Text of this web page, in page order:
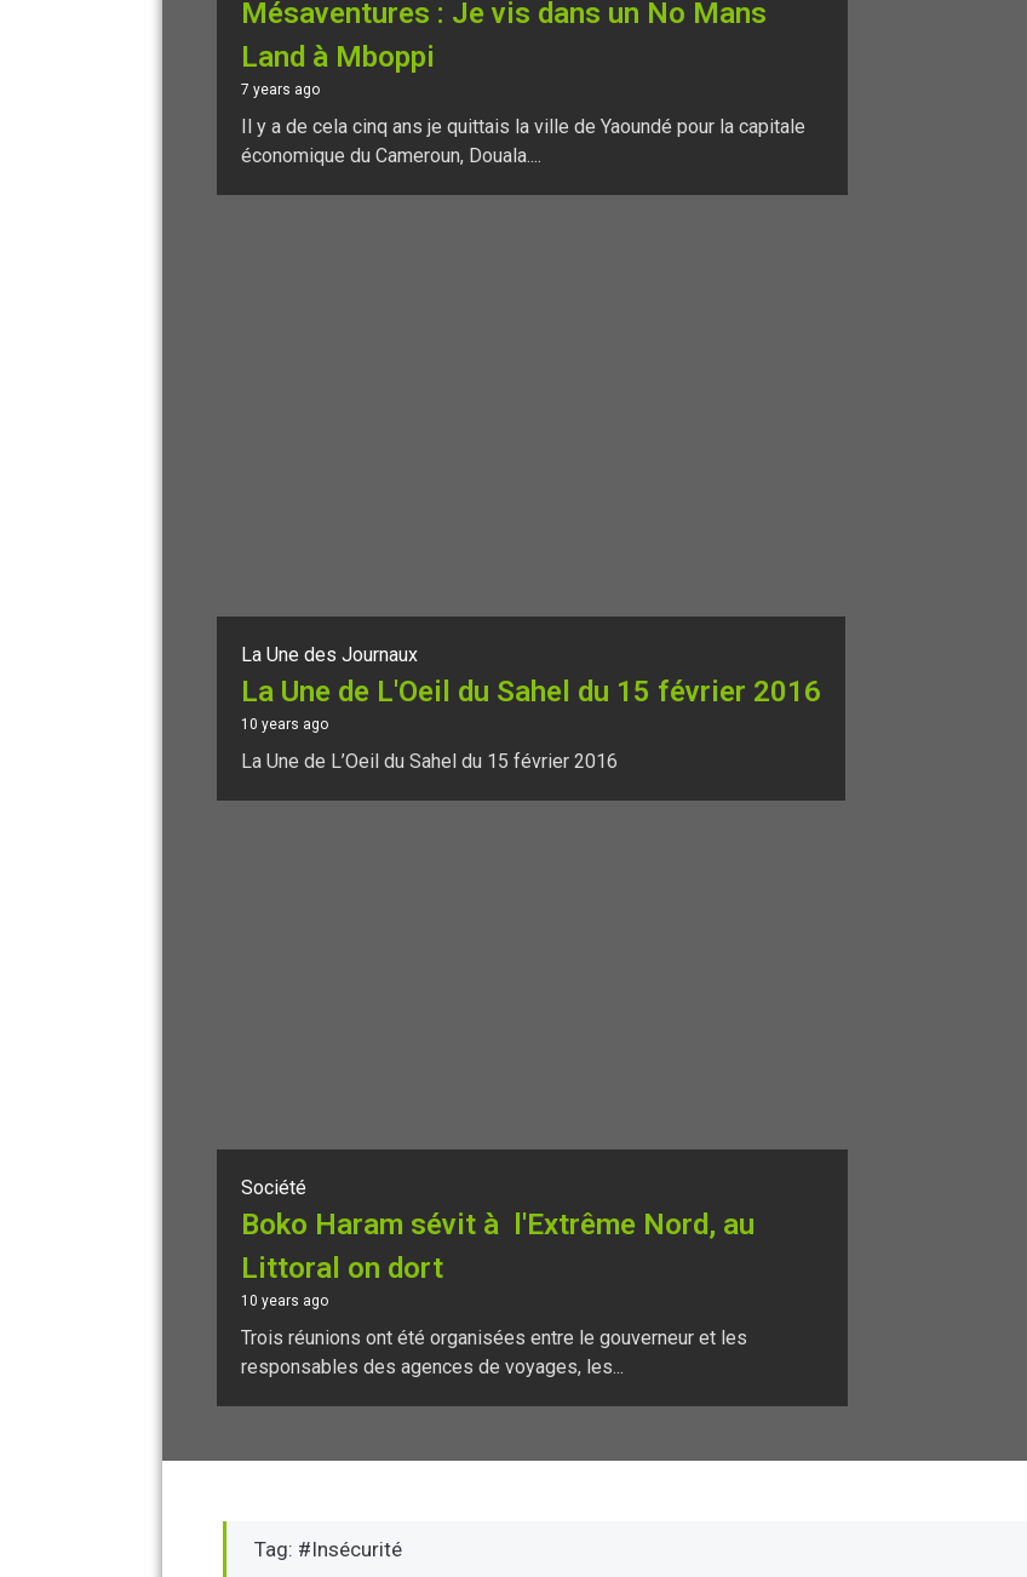
Mésaventures : Je vis dans un No Mans
Land à Mboppi
7 years ago
Il y a de cela cinq ans je quittais la ville de Yaoundé pour la capitale
économique du Cameroun, Douala....
La Une des Journaux
La Une de L'Oeil du Sahel du 15 février 2016
10 years ago
La Une de L’Oeil du Sahel du 15 février 2016
Société
Boko Haram sévit à l'Extrême Nord, au
Littoral on dort
10 years ago
Trois réunions ont été organisées entre le gouverneur et les
responsables des agences de voyages, les...
Tag: #Insécurité